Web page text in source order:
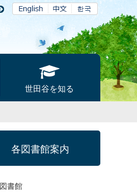
世田谷を知る
各図書館案内
書館